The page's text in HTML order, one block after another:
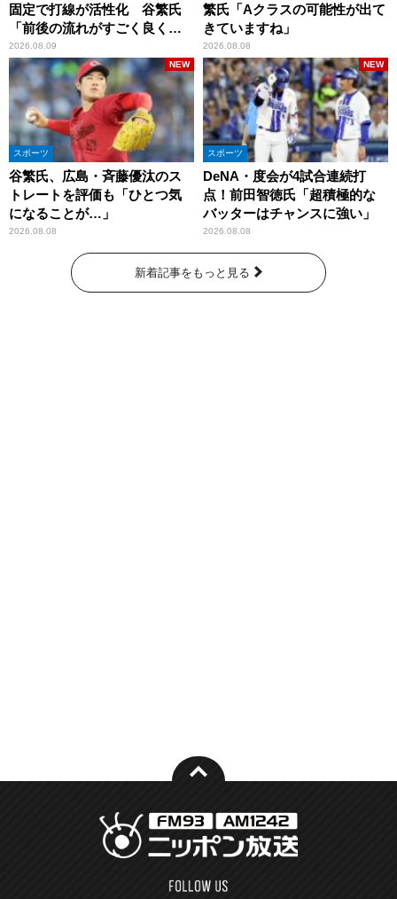
固定で打線が活性化 谷繁氏
「前後の流れがすごく良くな
りましたね」
2026.08.09
繁氏「Aクラスの可能性が出て
きていますね」
2026.08.08
スポーツ
谷繁氏、広島・斉藤優汰のス
トレートを評価も「ひとつ気
になることが…」
2026.08.08
NEW
スポーツ
DeNA・度会が4試合連続打
点！前田智徳氏「超積極的な
バッターはチャンスに強い」
2026.08.08
NEW
新着記事をもっと見る